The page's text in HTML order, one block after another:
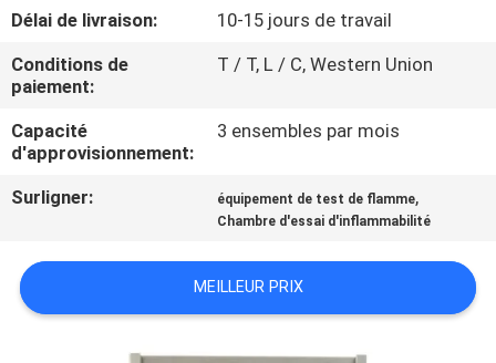
CONTACTEZ-
NOUS
NOUVELLES
UNE
CITATION
Délai de livraison:
10-15 jours de travail
Conditions de
paiement:
T / T, L / C, Western Union
Capacité
d'approvisionnement:
3 ensembles par mois
Surligner: équipement de test de flamme,
Chambre d'essai d'inflammabilité
MEILLEUR PRIX